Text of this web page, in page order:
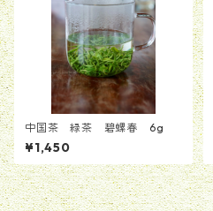
中国茶 緑茶 碧螺春 6g
¥1,450